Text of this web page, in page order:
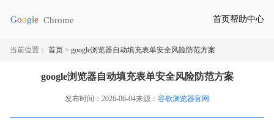
首页帮助中心
当前位置： 首页 > google浏览器自动填充表单安全风险防范方案
google浏览器自动填充表单安全风险防范方案
发布时间：2026-06-04来源： 谷歌浏览器官网